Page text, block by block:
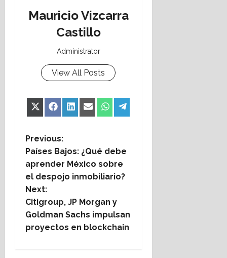
Mauricio Vizcarra
Castillo
Administrator
View All Posts
Share
X
Share
Facebook
Share
LinkedIn
Share
EmailShare
WhatsApp
Share
Telegram
P
o
s
t
n
Previous:
Países Bajos: ¿Qué debe
aprender México sobre
el despojo inmobiliario?
Next:
Citigroup, JP Morgan y
Goldman Sachs impulsan
proyectos en blockchain